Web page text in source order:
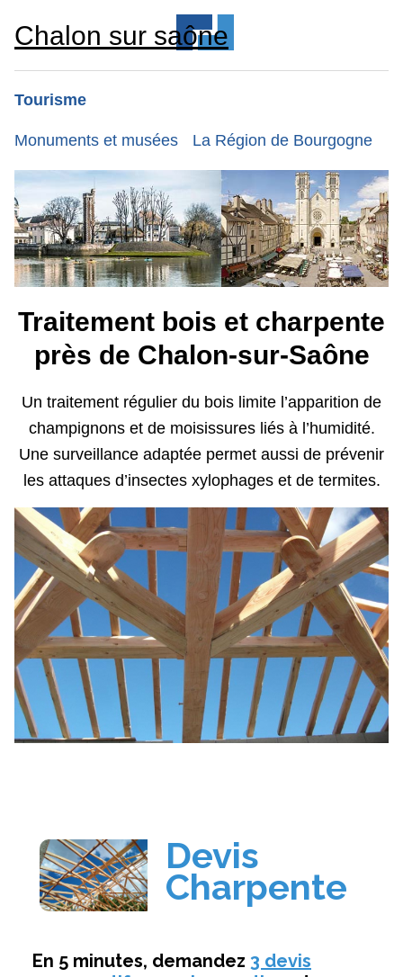
Chalon sur saône
Tourisme
Monuments et musées La Région de Bourgogne
Traitement bois et charpente
près de Chalon-sur-Saône
Un traitement régulier du bois limite l’apparition de
champignons et de moisissures liés à l’humidité.
Une surveillance adaptée permet aussi de prévenir
les attaques d’insectes xylophages et de termites.